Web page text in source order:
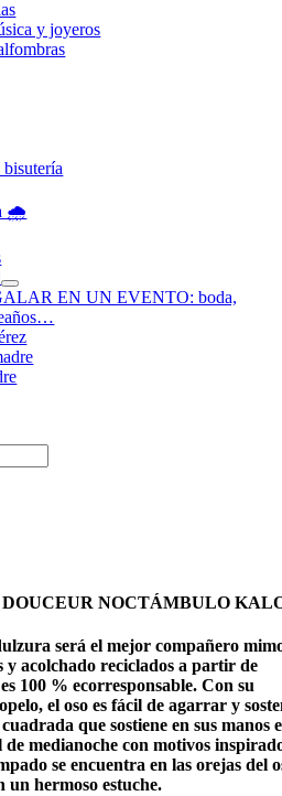
y joyeros
🌧️
EN UN EVENTO: boda,
NOCTÁMBULO
será el mejor compañero
y acolchado reciclados a partir de
100 % ecorresponsable. Con su
el oso es fácil de agarrar y
que sostiene en sus manos
medianoche con motivos
se encuentra en las orejas del
un hermoso estuche.